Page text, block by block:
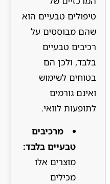
טיפולים טבעיים הוא
שהם מבוססים על
רכיבים טבעיים
בלבד, ולכן הם
בטוחים לשימוש
ואינם גורמים
לתופעות לוואי.
מרכיבים
טבעיים בלבד:
מוצרים אלו
מכילים